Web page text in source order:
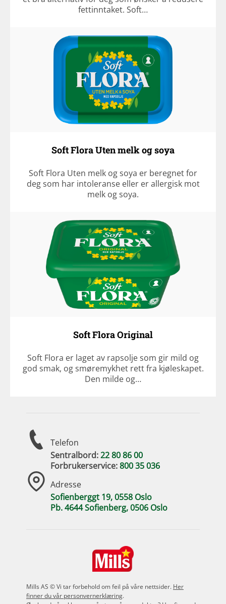
fettinntaket. Soft…
Soft Flora Uten melk og soya
Soft Flora Uten melk og soya er beregnet for
deg som har intoleranse eller er allergisk mot
melk og soya.
Soft Flora Original
Soft Flora er laget av rapsolje som gir mild og
god smak, og smøremykhet rett fra kjøleskapet.
Den milde og…
Telefon
Sentralbord:22 80 86 00
Forbrukerservice:800 35 036
Adresse
Sofienberggt 19, 0558 Oslo
Pb. 4644 Sofienberg, 0506 Oslo
Mills AS © Vi tar forbehold om feil på våre nettsider. Her
finner du vår personvernerklæring.